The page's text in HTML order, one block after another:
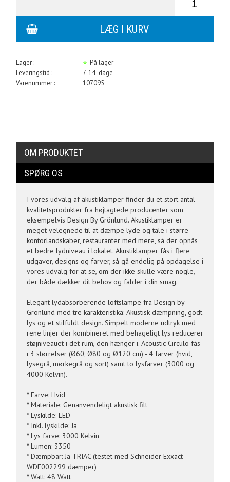
Lager :
På lager
Leveringstid :
7-14 dage
Varenummer :
107095
OM PRODUKTET
SPØRG OS
I vores udvalg af akustiklamper finder du et stort antal
kvalitetsprodukter fra højtagtede producenter som
eksempelvis Design By Grönlund. Akustiklamper er
meget velegnede til at dæmpe lyde og tale i større
kontorlandskaber, restauranter med mere, så der opnås
et bedre lydniveau i lokalet. Akustiklamper fås i flere
udgaver, designs og farver, så gå endelig på opdagelse i
vores udvalg for at se, om der ikke skulle være nogle,
der både dækker dit behov og falder i din smag.
Elegant lydabsorberende loftslampe fra Design by
Grönlund med tre karakteristika: Akustisk dæmpning, godt
lys og et stilfuldt design. Simpelt moderne udtryk med
rene linjer der kombineret med behageligt lys reducerer
støjniveauet i det rum, den hænger i. Acoustic Circulo fås
i 3 størrelser (Ø60, Ø80 og Ø120 cm) - 4 farver (hvid,
lysegrå, mørkegrå og sort) samt to lysfarver (3000 og
4000 Kelvin).
* Farve: Hvid
* Materiale: Genanvendeligt akustisk filt
* Lyskilde: LED
* Inkl. lyskilde: Ja
* Lys farve: 3000 Kelvin
* Lumen: 3350
* Dæmpbar: Ja TRIAC (testet med Schneider Exxact
WDE002299 dæmper)
* Watt: 48 Watt